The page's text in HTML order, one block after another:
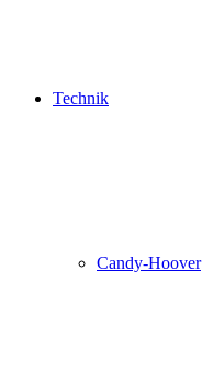
Technik
Candy-Hoover